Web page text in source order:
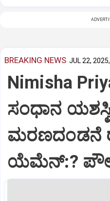
BREAKING NEWS JUL 22,
Nimisha
ಸಂಧಾನ
ಮರಣದಂಡನೆ
ಯೆಮೆನ್:?